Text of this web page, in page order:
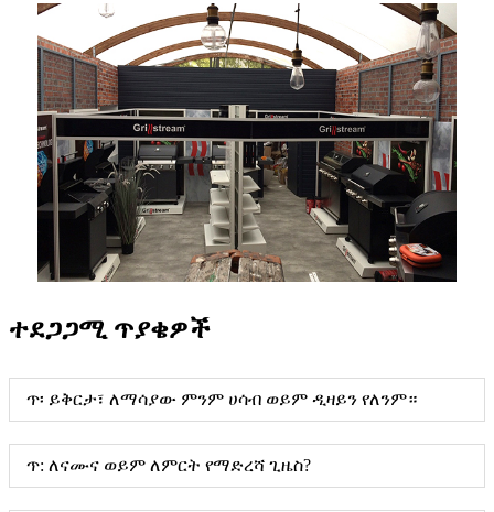
ተደጋጋሚ ጥያቄዎች
ጥ፡ ይቅርታ፣ ለማሳያው ምንም ሀሳብ ወይም ዲዛይን የለንም።
ጥ: ለናሙና ወይም ለምርት የማድረሻ ጊዜስ?